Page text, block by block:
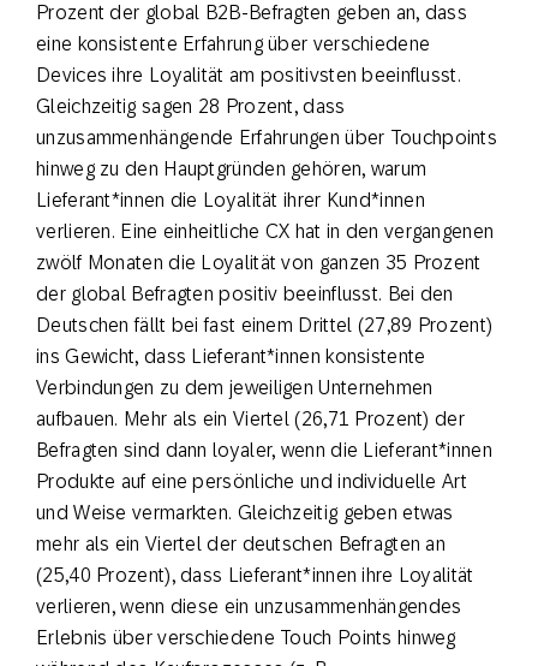
Prozent der global B2B-Befragten geben an, dass
eine konsistente Erfahrung über verschiedene
Devices ihre Loyalität am positivsten beeinflusst.
Gleichzeitig sagen 28 Prozent, dass
unzusammenhängende Erfahrungen über Touchpoints
hinweg zu den Hauptgründen gehören, warum
Lieferant*innen die Loyalität ihrer Kund*innen
verlieren. Eine einheitliche CX hat in den vergangenen
zwölf Monaten die Loyalität von ganzen 35 Prozent
der global Befragten positiv beeinflusst. Bei den
Deutschen fällt bei fast einem Drittel (27,89 Prozent)
ins Gewicht, dass Lieferant*innen konsistente
Verbindungen zu dem jeweiligen Unternehmen
aufbauen. Mehr als ein Viertel (26,71 Prozent) der
Befragten sind dann loyaler, wenn die Lieferant*innen
Produkte auf eine persönliche und individuelle Art
und Weise vermarkten. Gleichzeitig geben etwas
mehr als ein Viertel der deutschen Befragten an
(25,40 Prozent), dass Lieferant*innen ihre Loyalität
verlieren, wenn diese ein unzusammenhängendes
Erlebnis über verschiedene Touch Points hinweg